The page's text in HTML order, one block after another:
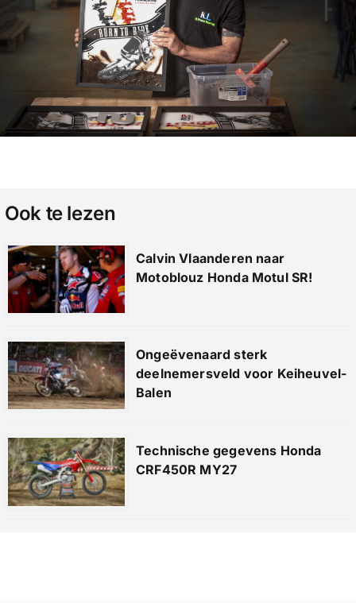
Ook te lezen
Calvin Vlaanderen naar
Motoblouz Honda Motul SR!
Ongeëvenaard sterk
deelnemersveld voor Keiheuvel-
Balen
Technische gegevens Honda
CRF450R MY27